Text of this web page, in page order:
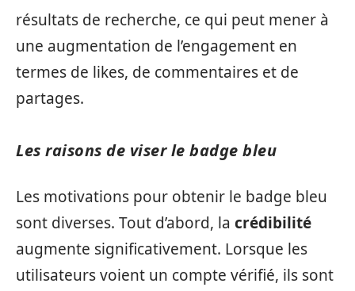
résultats de recherche, ce qui peut mener à
une augmentation de l’engagement en
termes de likes, de commentaires et de
partages.
Les raisons de viser le badge bleu
Les motivations pour obtenir le badge bleu
sont diverses. Tout d’abord, la crédibilité
augmente significativement. Lorsque les
utilisateurs voient un compte vérifié, ils sont